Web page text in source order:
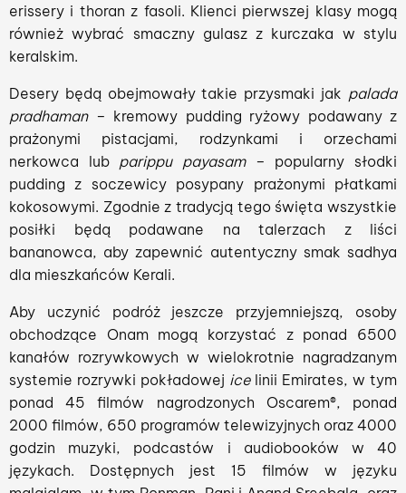
erissery i thoran z fasoli. Klienci pierwszej klasy mogą
również wybrać smaczny gulasz z kurczaka w stylu
keralskim.
Desery będą obejmowały takie przysmaki jak palada
pradhaman– kremowy pudding ryżowy podawany z
prażonymi pistacjami, rodzynkami i orzechami
nerkowca lub parippu payasam– popularny słodki
pudding z soczewicy posypany prażonymi płatkami
kokosowymi. Zgodnie z tradycją tego święta wszystkie
posiłki będą podawane na talerzach z liści
bananowca, aby zapewnić autentyczny smak sadhya
dla mieszkańców Kerali.
Aby uczynić podróż jeszcze przyjemniejszą, osoby
obchodzące Onam mogą korzystać z ponad 6500
kanałów rozrywkowych w wielokrotnie nagradzanym
systemie rozrywki pokładowej icelinii Emirates, w tym
ponad 45 filmów nagrodzonych Oscarem®, ponad
2000 filmów, 650 programów telewizyjnych oraz 4000
godzin muzyki, podcastów i audiobooków w 40
językach. Dostępnych jest 15 filmów w języku